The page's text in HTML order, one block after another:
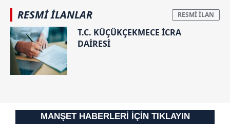
6698 sayılı Kişisel Verilerin Korunması Kanunu uyarınca
hazırlanmış Aydınlatma Metnimizi okumak ve sitemizde
ilgili mevzuata uygun olarak kullanılan çerezlerle ilgili bilgi
almak için lütfen
RESMİ İLANLAR
T.C. KÜÇÜKÇEKMECE İCRA
DAİRESİ
MANŞET HABERLERİ İÇİN TIKLAYIN